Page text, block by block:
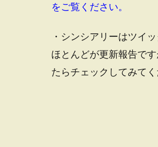
をご覧ください。
・シンシアリーはツイ
ほとんどが更新報告で
たらチェックしてみてく